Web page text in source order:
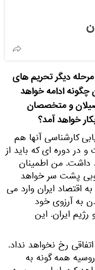
دیگر تحریم های
چگونه ادامه خواهد
و متخصصان
خواهد آمد؟
کارشناسی آنها هم
در دوره ای که باید از
داشت. من اطمینان
پشت سر خواهد
اقتصاد ایران وارد می
به آرزوی خود
ایران. این
رخ نخواهد نداد.
همه گونه به